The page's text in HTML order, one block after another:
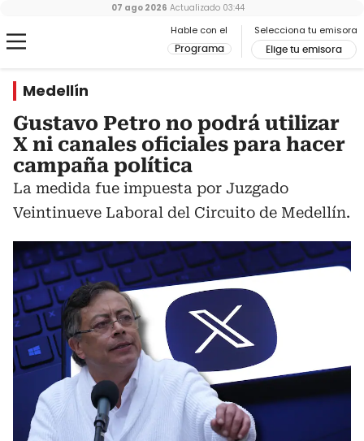
Hable con el
Programa
Selecciona tu emisora
Elige tu emisora
07 ago 2026 Actualizado 03:44
Medellín
Gustavo Petro no podrá utilizar
X ni canales oficiales para hacer
campaña política
La medida fue impuesta por Juzgado
Veintinueve Laboral del Circuito de Medellín.